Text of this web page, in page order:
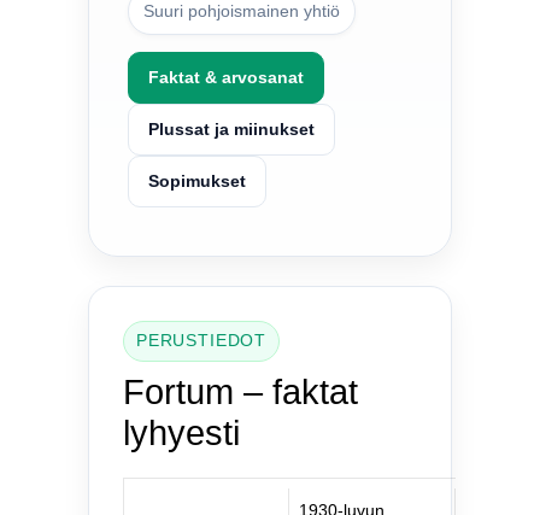
Suuri pohjoismainen yhtiö
Faktat & arvosanat
Plussat ja miinukset
Sopimukset
PERUSTIEDOT
Fortum – faktat
lyhyesti
1930-luvun